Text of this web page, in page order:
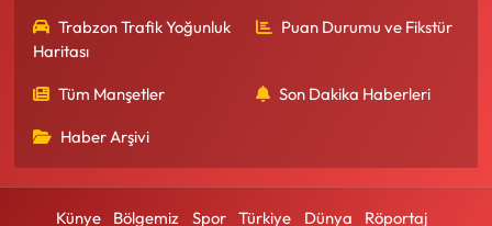
Trabzon Trafik Yoğunluk
Haritası
Puan Durumu ve Fikstür
Tüm Manşetler Son Dakika Haberleri
Haber Arşivi
Künye Bölgemiz Spor Türkiye Dünya Röportaj